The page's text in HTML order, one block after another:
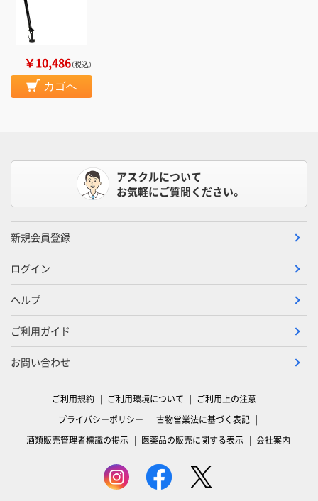
￥10,486（税込）
カゴへ
アスクルについて
お気軽にご質問ください。
新規会員登録
ログイン
ヘルプ
ご利用ガイド
お問い合わせ
ご利用規約 ご利用環境について
ご利用上の注意
プライバシーポリシー
古物営業法に基づく表記
酒類販売管理者標識の掲示
医薬品の販売に関する表示 会社案内